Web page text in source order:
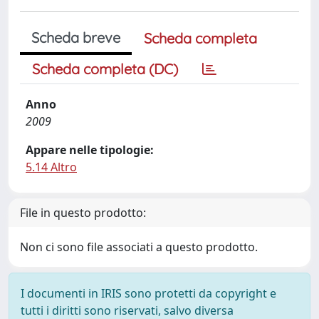
Scheda breve
Scheda completa
Scheda completa (DC)
Anno
2009
Appare nelle tipologie:
5.14 Altro
File in questo prodotto:
Non ci sono file associati a questo prodotto.
I documenti in IRIS sono protetti da copyright e
tutti i diritti sono riservati, salvo diversa